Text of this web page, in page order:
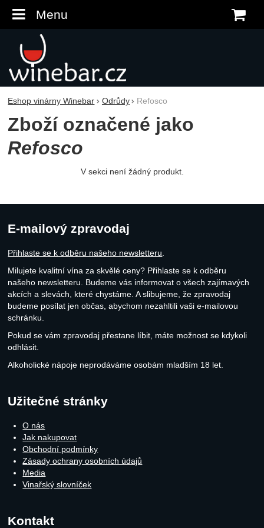
Menu
Eshop vinárny Winebar Odrůdy Refosco
Zboží označené jako
Refosco
V sekci není žádný produkt.
E-mailový zpravodaj
Přihlaste se k odběru našeho newsletteru
Milujete kvalitní vína za skvělé ceny? Přihlaste se k odběru
našeho newsletteru. Budeme vás informovat o všech zajímavých
akcích a slevách, které chystáme. A slibujeme, že zpravodaj
budeme posílat jen občas, abychom nezahltili vaši e-mailovou
schránku.
Pokud se vám zpravodaj přestane líbit, máte možnost se kdykoli
odhlásit.
Alkoholické nápoje neprodáváme osobám mladším 18 let.
Užitečné stránky
O nás
Jak nakupovat
Obchodní podmínky
Zásady ochrany osobních údajů
Media
Vinařský slovníček
Kontakt